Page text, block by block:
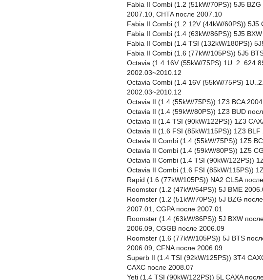
Fabia II Combi (1.2 (51kW/70PS)) 5J5
2007.10, CHTA после 2007.10
Fabia II Combi (1.2 12V (44kW/60PS)) 5J5
Fabia II Combi (1.4 (63kW/86PS)) 5J5
Fabia II Combi (1.4 TSI (132kW/180PS))
Fabia II Combi (1.6 (77kW/105PS)) 5J5
Octavia (1.4 16V (55kW/75PS) 1U..2..624
2002.03~2010.12
Octavia Combi (1.4 16V (55kW/75PS)
2002.03~2010.12
Octavia II (1.4 (55kW/75PS)) 1Z3 BCA
Octavia II (1.4 (59kW/80PS)) 1Z3 BUD
Octavia II (1.4 TSI (90kW/122PS)) 1Z3
Octavia II (1.6 FSI (85kW/115PS)) 1Z3
Octavia II Combi (1.4 (55kW/75PS)) 1Z5
Octavia II Combi (1.4 (59kW/80PS)) 1Z5
Octavia II Combi (1.4 TSI (90kW/122PS))
Octavia II Combi (1.6 FSI (85kW/115PS))
Rapid (1.6 (77kW/105PS)) NA2 CLSA
Roomster (1.2 (47kW/64PS)) 5J BME
Roomster (1.2 (51kW/70PS)) 5J BZG
2007.01, CGPA после 2007.01
Roomster (1.4 (63kW/86PS)) 5J BXW
2006.09, CGGB после 2006.09
Roomster (1.6 (77kW/105PS)) 5J BTS
2006.09, CFNA после 2006.09
Superb II (1.4 TSI (92kW/125PS)) 3T4
CAXC после 2008.07
Yeti (1.4 TSI (90kW/122PS)) 5L CAXA